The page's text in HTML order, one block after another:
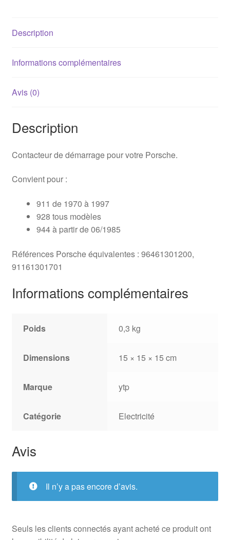
/Description
Informations complémentaires
Avis (0)
Description
Contacteur de démarrage pour votre Porsche.
Convient pour :
911 de 1970 à 1997
928 tous modèles
944 à partir de 06/1985
Références Porsche équivalentes : 96461301200,
91161301701
Informations complémentaires
Poids 0,3 kg
Dimensions 15 × 15 × 15 cm
Marque ytp
Catégorie Electricité
Avis
Il n’y a pas encore d’avis.
Seuls les clients connectés ayant acheté ce produit ont